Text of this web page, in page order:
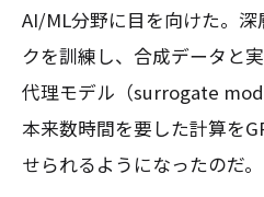
AI/ML分野に目を向けた。
クを訓練し、合成データと
代理モデル（surrogate
本来数時間を要した計算を
せられるようになったのだ。